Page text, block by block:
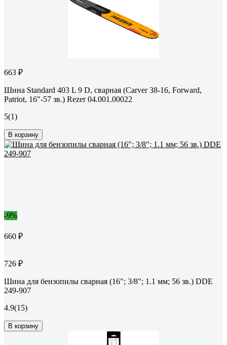
663 ₽
Шина Standard 403 L 9 D, сварная (Carver 38-16, Forward,
Patriot, 16"-57 зв.) Rezer 04.001.00022
5(1)
В корзину
-9%
660 ₽
726 ₽
Шина для бензопилы сварная (16"; 3/8"; 1.1 мм; 56 зв.) DDE
249-907
4.9(15)
В корзину